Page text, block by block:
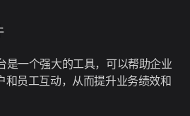
是一个强大的工具，可以帮助企业
和员工互动，从而提升业务绩效和